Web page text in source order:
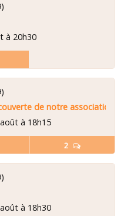
à 20h30
2
de notre association
à 18h15
à 18h30